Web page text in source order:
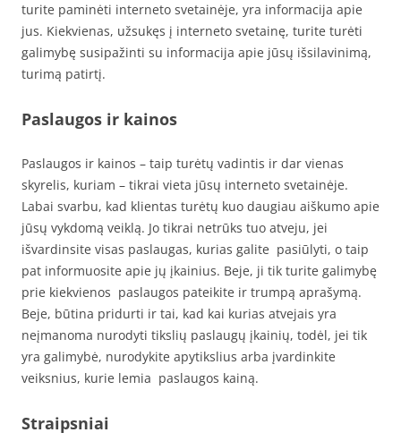
turite paminėti interneto svetainėje, yra informacija apie
jus. Kiekvienas, užsukęs į interneto svetainę, turite turėti
galimybę susipažinti su informacija apie jūsų išsilavinimą,
turimą patirtį.
Paslaugos ir kainos
Paslaugos ir kainos – taip turėtų vadintis ir dar vienas
skyrelis, kuriam – tikrai vieta jūsų interneto svetainėje.
Labai svarbu, kad klientas turėtų kuo daugiau aiškumo apie
jūsų vykdomą veiklą. Jo tikrai netrūks tuo atveju, jei
išvardinsite visas paslaugas, kurias galite pasiūlyti, o taip
pat informuosite apie jų įkainius. Beje, ji tik turite galimybę
prie kiekvienos paslaugos pateikite ir trumpą aprašymą.
Beje, būtina pridurti ir tai, kad kai kurias atvejais yra
neįmanoma nurodyti tikslių paslaugų įkainių, todėl, jei tik
yra galimybė, nurodykite apytikslius arba įvardinkite
veiksnius, kurie lemia paslaugos kainą.
Straipsniai